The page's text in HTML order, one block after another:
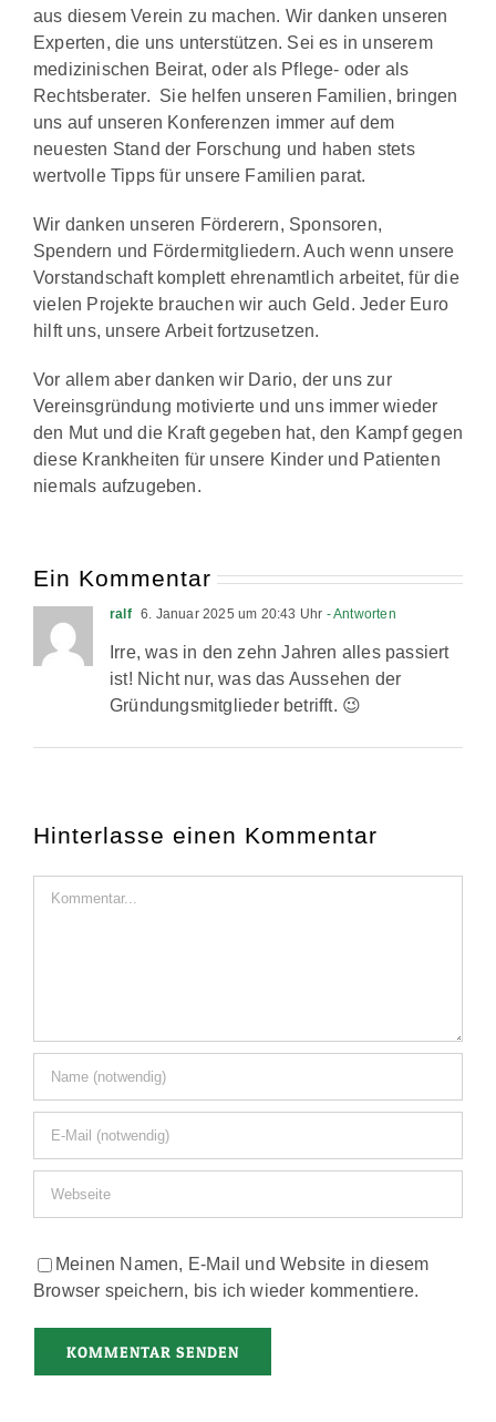
aus diesem Verein zu machen. Wir danken unseren
Experten, die uns unterstützen. Sei es in unserem
medizinischen Beirat, oder als Pflege- oder als
Rechtsberater. Sie helfen unseren Familien, bringen
uns auf unseren Konferenzen immer auf dem
neuesten Stand der Forschung und haben stets
wertvolle Tipps für unsere Familien parat.
Wir danken unseren Förderern, Sponsoren,
Spendern und Fördermitgliedern. Auch wenn unsere
Vorstandschaft komplett ehrenamtlich arbeitet, für die
vielen Projekte brauchen wir auch Geld. Jeder Euro
hilft uns, unsere Arbeit fortzusetzen.
Vor allem aber danken wir Dario, der uns zur
Vereinsgründung motivierte und uns immer wieder
den Mut und die Kraft gegeben hat, den Kampf gegen
diese Krankheiten für unsere Kinder und Patienten
niemals aufzugeben.
Ein Kommentar
ralf 6. Januar 2025 um 20:43 Uhr - Antworten
Irre, was in den zehn Jahren alles passiert
ist! Nicht nur, was das Aussehen der
Gründungsmitglieder betrifft. 😉
Hinterlasse einen Kommentar
Meinen Namen, E-Mail und Website in diesem
Browser speichern, bis ich wieder kommentiere.